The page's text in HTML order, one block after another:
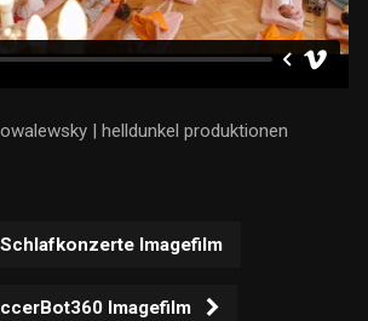
| helldunkel produktionen
Schlafkonzerte Imagefilm
Imagefilm